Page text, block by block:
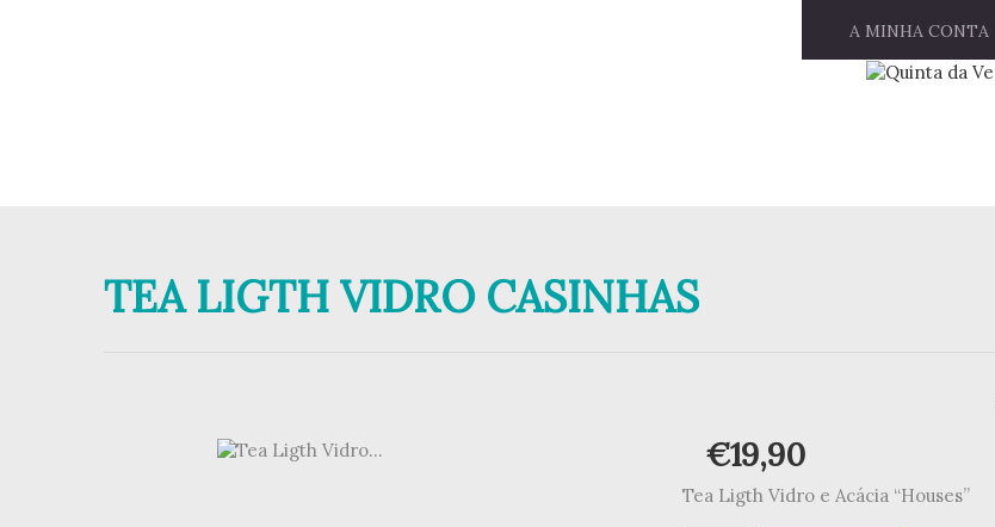
A MINHA CONTA
TEA LIGTH VIDRO CASINHAS
€19,90
Tea Ligth Vidro e Acácia “Houses”